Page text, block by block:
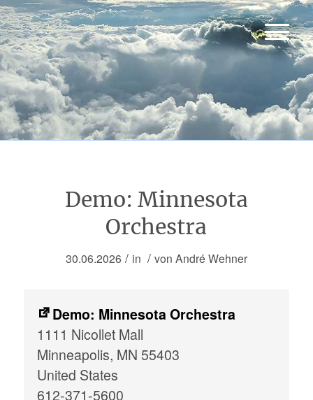
Demo: Minnesota
Orchestra
30.06.2026 / in / von André Wehner
Demo: Minnesota Orchestra
1111 Nicollet Mall
Minneapolis, MN 55403
United States
612-371-5600